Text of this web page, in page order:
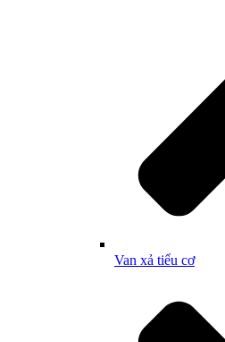
Van xả tiểu cơ